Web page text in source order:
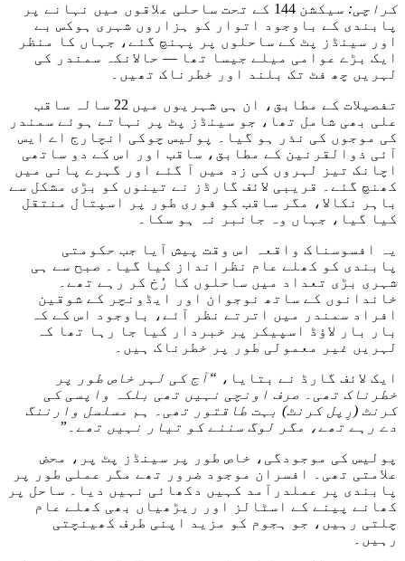
کراچی:
سیکشن 144 کے تحت ساحلی علاقوں میں نہانے پر
پابندی کے باوجود اتوار کو ہزاروں شہری ہوکس بے
اور سینڈز پٹ کے ساحلوں پر پہنچ گئے، جہاں کا منظر
ایک بڑے عوامی میلے جیسا تھا — حالانکہ سمندر کی
لہریں چھ فٹ تک بلند اور خطرناک تھیں۔
تفصیلات کے مطابق، ان ہی شہریوں میں 22 سالہ ساقب
علی بھی شامل تھا، جو سینڈز پٹ پر نہاتے ہوئے سمندر
کی موجوں کی نذر ہو گیا۔ پولیس چوکی انچارج اے ایس
آئی ذوالقرنین کے مطابق، ساقب اور اس کے دو ساتھی
اچانک تیز لہروں کی زد میں آ گئے اور گہرے پانی میں
کھنچ گئے۔ قریبی لائف گارڈز نے تینوں کو بڑی مشکل سے
باہر نکالا، مگر ساقب کو فوری طور پر اسپتال منتقل
کیا گیا، جہاں وہ جانبر نہ ہو سکا۔
یہ افسوسناک واقعہ اس وقت پیش آیا جب حکومتی
پابندی کو کھلے عام نظرانداز کیا گیا۔ صبح سے ہی
شہری بڑی تعداد میں ساحلوں کا رُخ کر رہے تھے۔
خاندانوں کے ساتھ نوجوان اور ایڈونچر کے شوقین
افراد سمندر میں اترتے نظر آئے، باوجود اس کے کہ
بار بار لاؤڈ اسپیکر پر خبردار کیا جا رہا تھا کہ
لہریں غیر معمولی طور پر خطرناک ہیں۔
ایک لائف گارڈ نے بتایا، “آج کی لہر خاص طور پر
خطرناک تھی۔ صرف اونچی نہیں تھی بلکہ واپسی کی
کرنٹ (رِپل کرنٹ) بہت طاقتور تھی۔ ہم مسلسل وارننگ
دے رہے تھے، مگر لوگ سننے کو تیار نہیں تھے۔”
پولیس کی موجودگی، خاص طور پر سینڈز پٹ پر، محض
علامتی تھی۔ افسران موجود ضرور تھے مگر عملی طور پر
پابندی پر عملدرآمد کہیں دکھائی نہیں دیا۔ ساحل پر
کھانے پینے کے اسٹالز اور ریڑھیاں بھی کھلے عام
چلتی رہیں، جو ہجوم کو مزید اپنی طرف کھینچتی
رہیں۔